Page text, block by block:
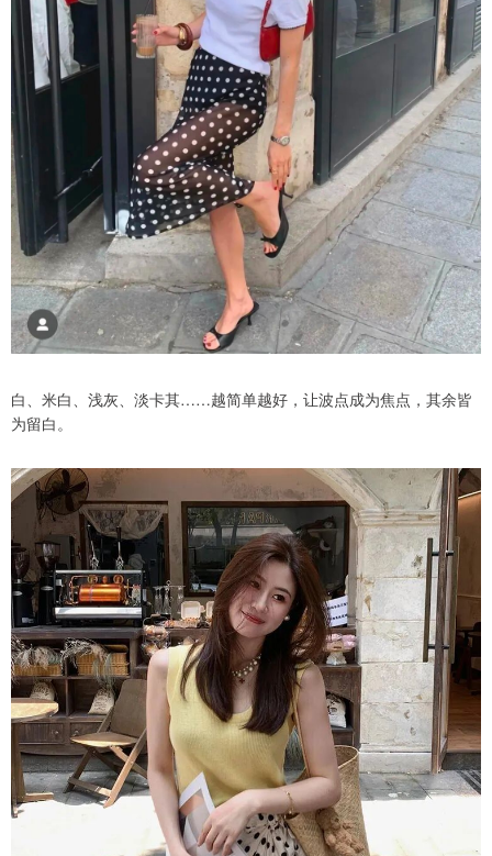
白、米白、浅灰、淡卡其……越简单越好，让波点成为焦点，其余皆
为留白。